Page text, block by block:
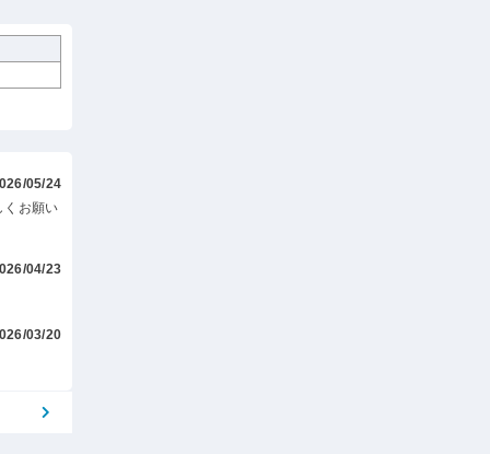
05/24
くお願い
04/23
03/20